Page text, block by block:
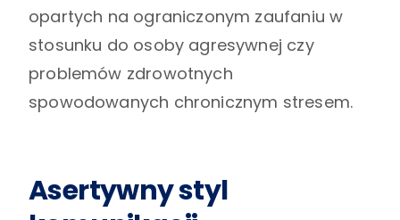
opartych na ograniczonym zaufaniu w
stosunku do osoby agresywnej czy
problemów zdrowotnych
spowodowanych chronicznym stresem.
Asertywny styl